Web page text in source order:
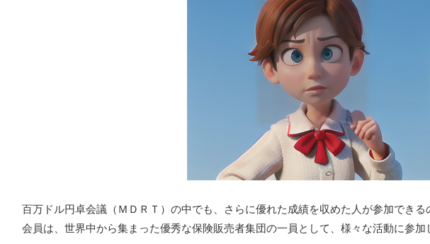
百万ドル円卓会議（ＭＤＲＴ）の中でも、さらに優れた成績を収めた人が参加でき
会員は、世界中から集まった優秀な保険販売者集団の一員として、様々な活動に参加